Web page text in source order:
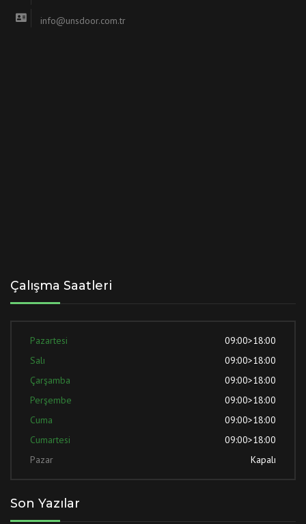
info@unsdoor.com.tr
Çalışma Saatleri
Pazartesi
09:00>18:00
Salı
09:00>18:00
Çarşamba
09:00>18:00
Perşembe
09:00>18:00
Cuma
09:00>18:00
Cumartesi
09:00>18:00
Pazar
Kapalı
Son Yazılar